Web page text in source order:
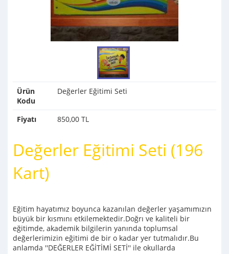
Ürün
Kodu
Değerler Eğitimi Seti
Fiyatı 850,00 TL
Değerler Eğitimi Seti (196
Kart)
Eğitim hayatımız boyunca kazanılan değerler yaşamımızın
büyük bir kısmını etkilemektedir.Doğrı ve kaliteli bir
eğitimde, akademik bilgilerin yanında toplumsal
değerlerimizin eğitimi de bir o kadar yer tutmalıdır.Bu
anlamda ''DEĞERLER EĞİTİMİ SETİ'' ile okullarda